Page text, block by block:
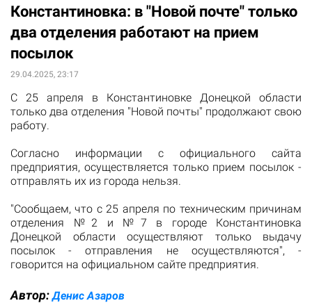
Константиновка: в "Новой почте" только
два отделения работают на прием
посылок
29.04.2025, 23:17
С 25 апреля в Константиновке Донецкой области
только два отделения "Новой почты" продолжают свою
работу.
Согласно информации с официального сайта
предприятия, осуществляется только прием посылок -
отправлять их из города нельзя.
"Сообщаем, что с 25 апреля по техническим причинам
отделения №2 и №7 в городе Константиновка
Донецкой области осуществляют только выдачу
посылок - отправления не осуществляются", -
говорится на официальном сайте предприятия.
Автор:Денис Азаров